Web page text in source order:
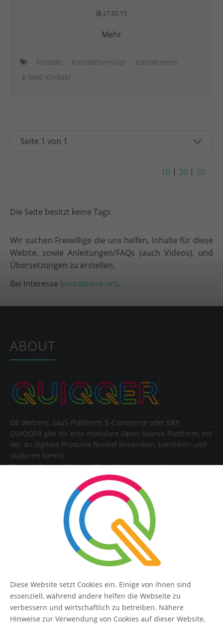
27.02.15
Mehr
Kontakt Kontaktformular
kontaktieren
E-Mail Kontakt
10 | 20 | 50
Die Seite besitzt keine Tags.
Wir suchen Freiwillige die uns helfen, Inhalte für diese
Webite, sowie Anleitungen/FAQs (auch Videos), und
Übersetzungen zu erstellen.
Bei Interesse kontaktiere uns.
ABOUT
Ob Website, SaaS-Plattform, E-Commerce oder ERP:
QUIQQER gibt dir eine modulare Open-Source-Plattform, mit
der du digitale Produkte flexibel entwickeln, betreiben und
skalieren kannst.
Steuere Content, Nutzer, Berechtigungen und
Erweiterungen zentral in einer Lösung.
QUIQQER
Diese Website setzt Cookies ein. Einige von ihnen sind
essenziell, während andere helfen die Webseite zu
verbessern und wirtschaftlich zu betreiben. Nähere
Hinweise zur Verwendung von Cookies auf dieser Website,